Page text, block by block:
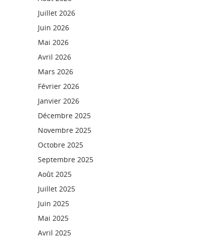
Juillet 2026
Juin 2026
Mai 2026
Avril 2026
Mars 2026
Février 2026
Janvier 2026
Décembre 2025
Novembre 2025
Octobre 2025
Septembre 2025
Août 2025
Juillet 2025
Juin 2025
Mai 2025
Avril 2025